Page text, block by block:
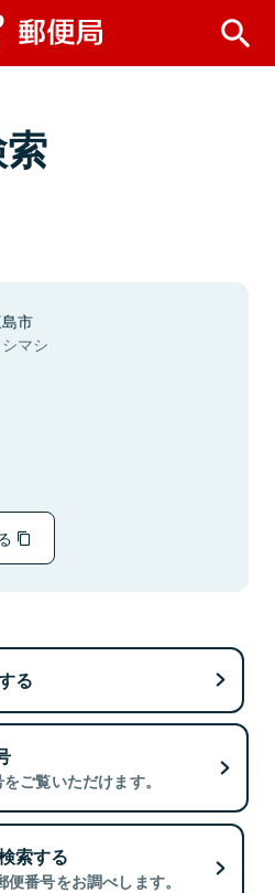
市
シマシ
る
ご覧いただけます。
索する
番号をお調べします。